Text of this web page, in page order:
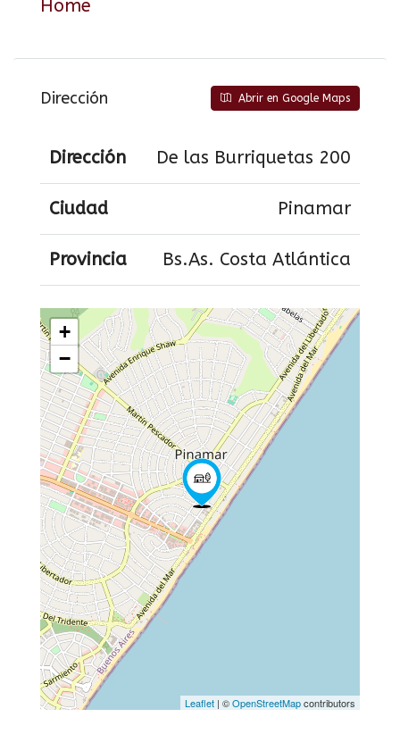
Home
Dirección Abrir en Google Maps
Dirección De las Burriquetas 200
Ciudad Pinamar
Provincia Bs.As. Costa Atlántica
+
−
Leaflet | ©OpenStreetMapcontributors